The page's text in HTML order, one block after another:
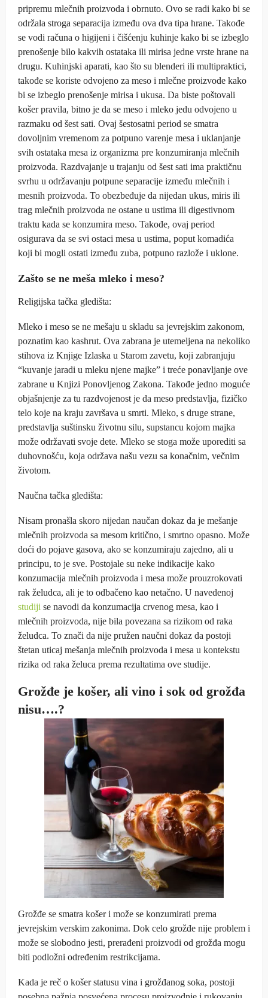
pripremu mlečnih proizvoda i obrnuto. Ovo se radi kako bi se
održala stroga separacija između ova dva tipa hrane. Takođe
se vodi računa o higijeni i čišćenju kuhinje kako bi se izbeglo
prenošenje bilo kakvih ostataka ili mirisa jedne vrste hrane na
drugu. Kuhinjski aparati, kao što su blenderi ili multipraktici,
takođe se koriste odvojeno za meso i mlečne proizvode kako
bi se izbeglo prenošenje mirisa i ukusa. Da biste poštovali
košer pravila, bitno je da se meso i mleko jedu odvojeno u
razmaku od šest sati. Ovaj šestosatni period se smatra
dovoljnim vremenom za potpuno varenje mesa i uklanjanje
svih ostataka mesa iz organizma pre konzumiranja mlečnih
proizvoda. Razdvajanje u trajanju od šest sati ima praktičnu
svrhu u održavanju potpune separacije između mlečnih i
mesnih proizvoda. To obezbeđuje da nijedan ukus, miris ili
trag mlečnih proizvoda ne ostane u ustima ili digestivnom
traktu kada se konzumira meso. Takođe, ovaj period
osigurava da se svi ostaci mesa u ustima, poput komadića
koji bi mogli ostati između zuba, potpuno razlože i uklone.
Zašto se ne meša mleko i meso?
Religijska tačka gledišta:
Mleko i meso se ne mešaju u skladu sa jevrejskim zakonom,
poznatim kao kashrut. Ova zabrana je utemeljena na nekoliko
stihova iz Knjige Izlaska u Starom zavetu, koji zabranjuju
“kuvanje jaradi u mleku njene majke” i treće ponavljanje ove
zabrane u Knjizi Ponovljenog Zakona. Takođe jedno moguće
objašnjenje za tu razdvojenost je da meso predstavlja, fizičko
telo koje na kraju završava u smrti. Mleko, s druge strane,
predstavlja suštinsku životnu silu, supstancu kojom majka
može održavati svoje dete. Mleko se stoga može uporediti sa
duhovnošću, koja održava našu vezu sa konačnim, večnim
životom.
Naučna tačka gledišta:
Nisam pronašla skoro nijedan naučan dokaz da je mešanje
mlečnih proizvoda sa mesom kritično, i smrtno opasno. Može
doći do pojave gasova, ako se konzumiraju zajedno, ali u
principu, to je sve. Postojale su neke indikacije kako
konzumacija mlečnih proizvoda i mesa može prouzrokovati
rak želudca, ali je to odbačeno kao netačno. U navedenoj
studiji se navodi da konzumacija crvenog mesa, kao i
mlečnih proizvoda, nije bila povezana sa rizikom od raka
želudca. To znači da nije pružen naučni dokaz da postoji
štetan uticaj mešanja mlečnih proizvoda i mesa u kontekstu
rizika od raka želuca prema rezultatima ove studije.
Grožđe je košer, ali vino i sok od grožđa
nisu….?
Grožđe se smatra košer i može se konzumirati prema
jevrejskim verskim zakonima. Dok celo grožđe nije problem i
može se slobodno jesti, prerađeni proizvodi od grožđa mogu
biti podložni određenim restrikcijama.
Kada je reč o košer statusu vina i grožđanog soka, postoji